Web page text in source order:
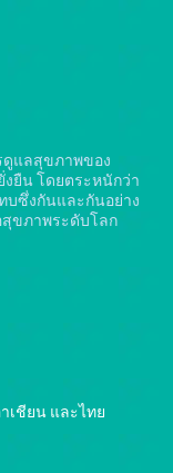
ดูแลสุขภาพของ
งยืนโดยตระหนักว่า
บซึ่งกันและกันอย่าง
ขภาพระดับโลก
เชียน และไทย